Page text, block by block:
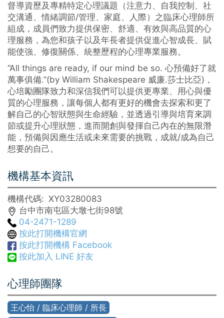
督導資歷及專精特定心理議題（注意力、自我控制、社
交溝通、情緒調節/管理、家庭、人際）之臨床心理師所
組成，成員們致力提供保密、舒適、有效與高品質的心
理服務，為您和孩子以及年長者提供促進心智成長、賦
能使強、修復關係、統整歷程的心理專業服務。
“All things are ready, if our mind be so. 心預備好了就
萬事俱備.”(by William Shakespeare 威廉.莎士比亞)，
心培勵團隊致力和深信我們可以提供更專業、用心與優
質的心理服務，讓每個人都有更好的機會去探索和更了
解自己的心智狀態與生命經驗，並透過引導與培育來調
節或提升心理狀態，進而開創與發揮自己內在的無限潛
能，預備與因應生活或未來需要的挑戰，成就/成為自己
想要的自己。
機構基本資訊
機構代碼
XY03280083
台中市南屯區大墩七街98號
04-2471-1289
按此打開機構官網
按此打開機構 Facebook
按此加入 LINE 好友
心理師團隊
王心怡 / 臨床心理師 / 所長